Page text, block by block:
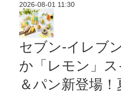
2026-08-01 11:30
セブン‐イレブ
か「レモン」ス
＆パン新登場！